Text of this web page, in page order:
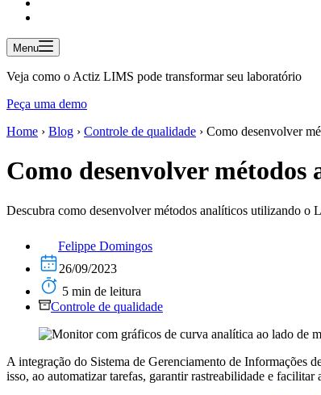
Menu
Veja como o Actiz LIMS pode transformar seu laboratório
Peça uma demo
Home › Blog › Controle de qualidade › Como desenvolver
Como desenvolver
Descubra como desenvolver métodos analíticos utilizando
Felippe Domingos
26/09/2023
5 min de leitura
Controle de qualidade
A integração do Sistema de Gerenciamento de Informações
isso, ao automatizar tarefas, garantir rastreabilidade e